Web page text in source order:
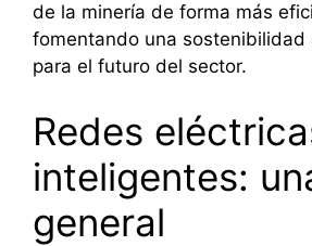
de la minería de forma más
fomentando una sostenibilidad
para el futuro del sector.
Redes
inteligentes:
general